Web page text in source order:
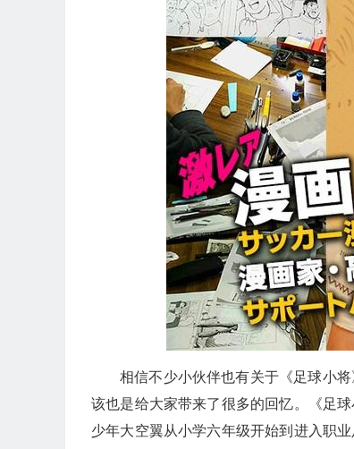
相信不少小伙伴也有关于《足球小
该也是给大家带来了很多的回忆。《足
少年大空翼从小学六年级开始到进入职